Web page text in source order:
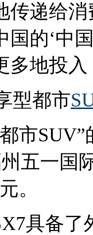
传递给
国的‘中
多地投
型都市
市SUV”
五一国
。
具备